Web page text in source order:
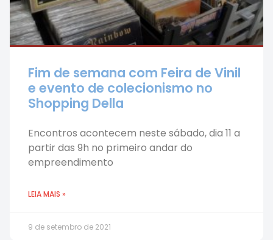
Fim de semana com Feira de Vinil
e evento de colecionismo no
Shopping Della
Encontros acontecem neste sábado, dia 11 a
partir das 9h no primeiro andar do
empreendimento
LEIA MAIS »
9 de setembro de 2021